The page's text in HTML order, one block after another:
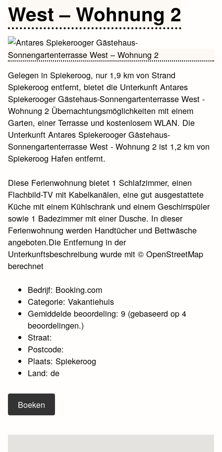
West – Wohnung 2
Gelegen in Spiekeroog, nur 1,9 km von Strand
Spiekeroog entfernt, bietet die Unterkunft Antares
Spiekerooger Gästehaus-Sonnengartenterrasse West -
Wohnung 2 Übernachtungsmöglichkeiten mit einem
Garten, einer Terrasse und kostenlosem WLAN. Die
Unterkunft Antares Spiekerooger Gästehaus-
Sonnengartenterrasse West - Wohnung 2 ist 1,2 km von
Spiekeroog Hafen entfernt.
Diese Ferienwohnung bietet 1 Schlafzimmer, einen
Flachbild-TV mit Kabelkanälen, eine gut ausgestattete
Küche mit einem Kühlschrank und einem Geschirrspüler
sowie 1 Badezimmer mit einer Dusche. In dieser
Ferienwohnung werden Handtücher und Bettwäsche
angeboten.Die Entfernung in der
Unterkunftsbeschreibung wurde mit © OpenStreetMap
berechnet
Bedrijf: Booking.com
Categorie: Vakantiehuis
Gemiddelde beoordeling: 9 (gebaseerd op 4
beoordelingen.)
Straat:
Postcode:
Plaats: Spiekeroog
Land: de
Boeken